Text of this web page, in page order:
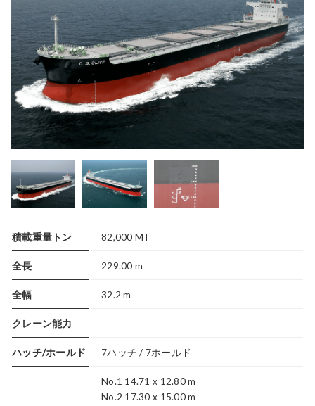
積載重量トン 82,000 MT
全長 229.00 m
全幅 32.2 m
クレーン能力 -
ハッチ/ホールド 7ハッチ / 7ホールド
No.1 14.71 x 12.80 m
No.2 17.30 x 15.00 m